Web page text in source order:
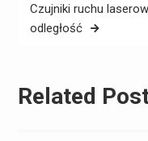
Czujniki ruchu
odległość
Related